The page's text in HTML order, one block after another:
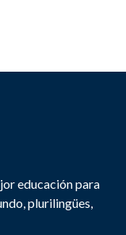
educación para
plurilingües,